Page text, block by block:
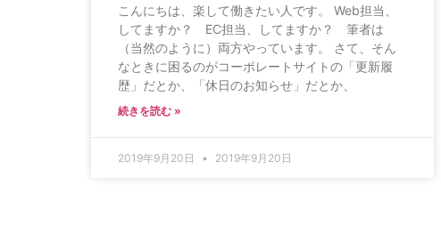
こんにちは、楽して働きたい人です。 Web担当、
してますか？ EC担当、してますか？ 筆者は
（当然のように）両方やっています。 さて、そん
なときに困るのがコーポレートサイトの「更新履
歴」だとか、「休日のお知らせ」だとか、
続きを読む »
2019年9月20日 2019年9月20日